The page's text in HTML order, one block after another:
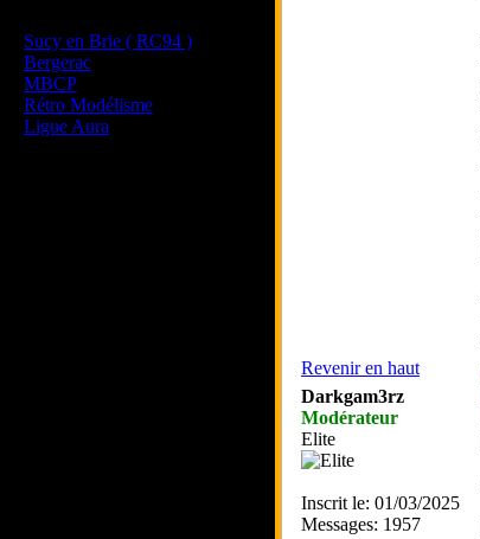
Sucy en Brie ( RC94 )
Bergerac
MBCP
Rétro Modélisme
Ligue Aura
Revenir en haut
Darkgam3rz
Modérateur
Elite
Inscrit le: 01/03/2025
Messages: 1957